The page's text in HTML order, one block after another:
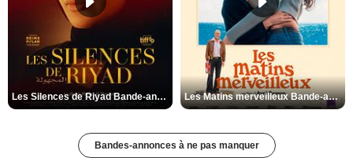
Les Silences de Riyad Bande-annonce VO STFR Les Matins merveilleux Bande-annonce VF
Bandes-annonces à ne pas manquer